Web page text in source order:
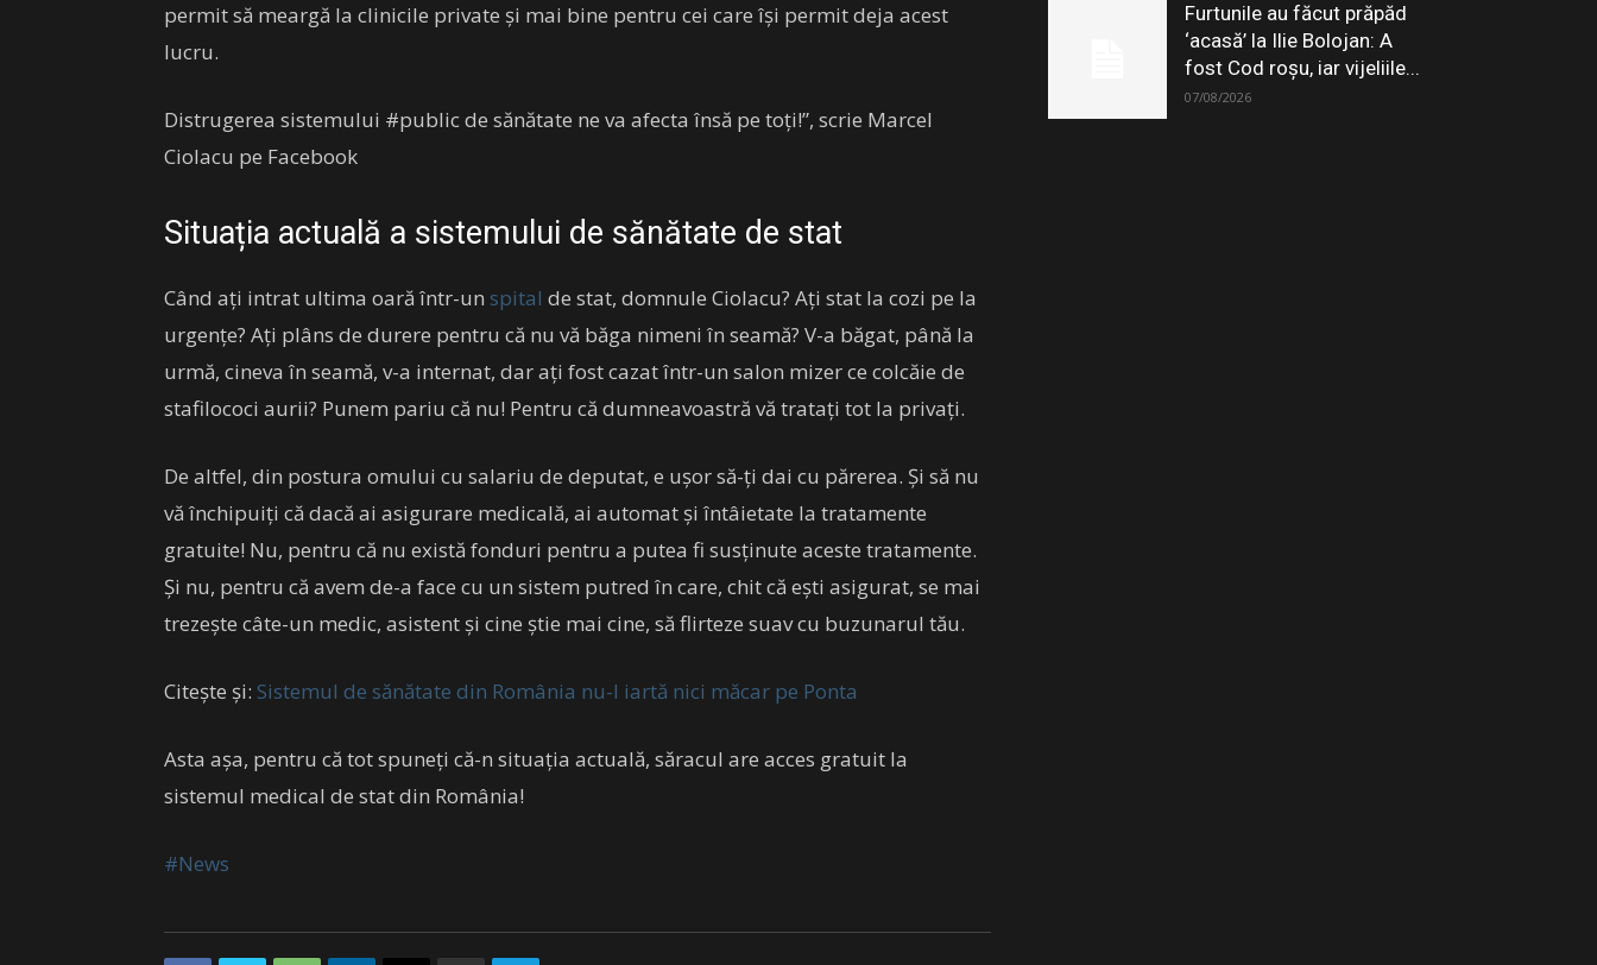
permit să meargă la clinicile private și mai bine pentru cei care își permit deja acest
lucru.
Distrugerea sistemului #public de sănătate ne va afecta însă pe toți!”, scrie Marcel
Ciolacu pe Facebook
Situația actuală a sistemului de sănătate de stat
Când ați intrat ultima oară într-un spital de stat, domnule Ciolacu? Ați stat la cozi pe la
urgențe? Ați plâns de durere pentru că nu vă băga nimeni în seamă? V-a băgat, până la
urmă, cineva în seamă, v-a internat, dar ați fost cazat într-un salon mizer ce colcăie de
stafilococi aurii? Punem pariu că nu! Pentru că dumneavoastră vă tratați tot la privați.
De altfel, din postura omului cu salariu de deputat, e ușor să-ți dai cu părerea. Și să nu
vă închipuiți că dacă ai asigurare medicală, ai automat și întâietate la tratamente
gratuite! Nu, pentru că nu există fonduri pentru a putea fi susținute aceste tratamente.
Și nu, pentru că avem de-a face cu un sistem putred în care, chit că ești asigurat, se mai
trezește câte-un medic, asistent și cine știe mai cine, să flirteze suav cu buzunarul tău.
Citește și: Sistemul de sănătate din România nu-l iartă nici măcar pe Ponta
Asta așa, pentru că tot spuneți că-n situația actuală, săracul are acces gratuit la
sistemul medical de stat din România!
#News
Furtunile au făcut prăpăd
‘acasă’ la Ilie Bolojan: A
fost Cod roșu, iar vijeliile...
07/08/2026